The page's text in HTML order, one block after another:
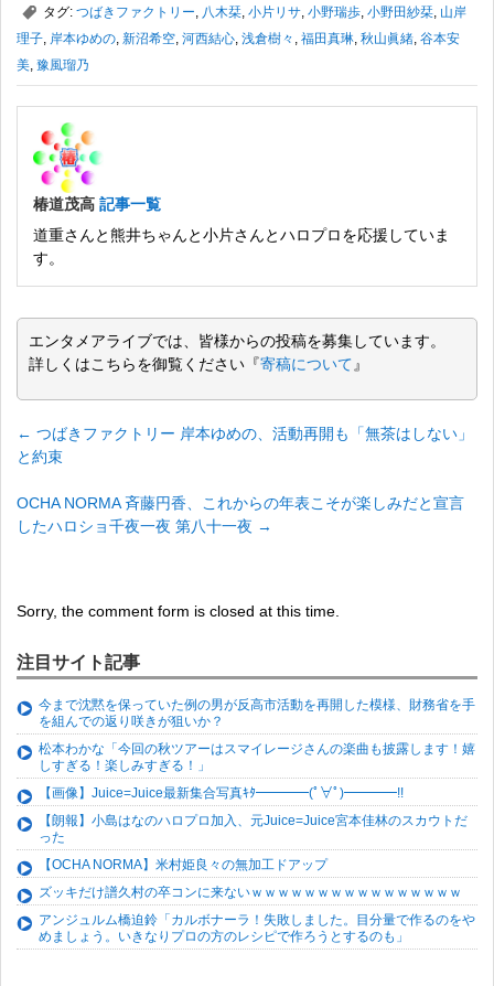
, タグ: つばきファクトリー, 八木栞, 小片リサ, 小野瑞歩, 小野田紗栞, 山岸
理子, 岸本ゆめの, 新沼希空, 河西結心, 浅倉樹々 , 福田真琳, 秋山眞緒, 谷本安
美, 豫風瑠乃
椿道茂高 記事一覧
道重さんと熊井ちゃんと小片さんとハロプロを応援していま
す。
エンタメアライブでは、皆様からの投稿を募集しています。
詳しくはこちらを御覧ください『寄稿について 』
← つばきファクトリー 岸本ゆめの、活動再開も「無茶はしない」
と約束
OCHA NORMA 斉藤円香、これからの年表こそが楽しみだと宣言
したハロショ千夜一夜 第八十一夜 →
Sorry, the comment form is closed at this time.
注目サイト記事
今まで沈黙を保っていた例の男が反高市活動を再開した模様、財務省を手
を組んでの返り咲きが狙いか？
松本わかな「今回の秋ツアーはスマイレージさんの楽曲も披露します！嬉
しすぎる！楽しみすぎる！」
【画像】Juice=Juice最新集合写真ｷﾀ━━━━(ﾟ∀ﾟ)━━━━!!
【朗報】小島はなのハロプロ加入、元Juice=Juice宮本佳林のスカウトだ
った
【OCHA NORMA】米村姫良々の無加工ドアップ
ズッキだけ譜久村の卒コンに来ないｗｗｗｗｗｗｗｗｗｗｗｗｗｗｗｗ
アンジュルム橋迫鈴「カルボナーラ！失敗しました。目分量で作るのをや
めましょう。いきなりプロの方のレシピで作ろうとするのも」